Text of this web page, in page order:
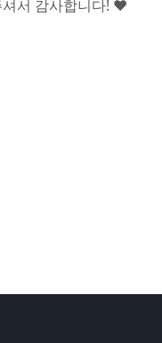
셔서 감사합니다! ❤️